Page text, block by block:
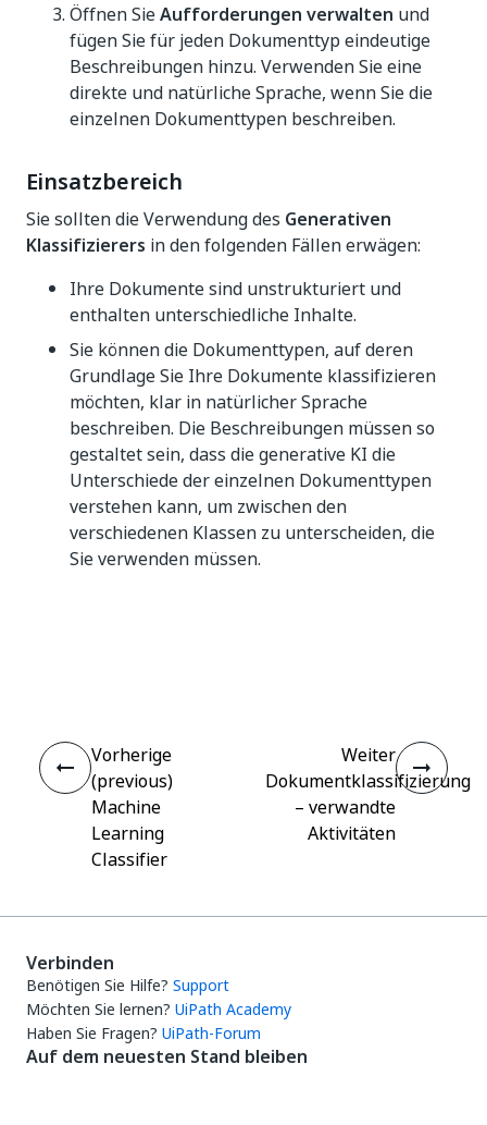
Öffnen SieAufforderungen verwalten und
fügen Sie für jeden Dokumenttyp eindeutige
Beschreibungen hinzu. Verwenden Sie eine
direkte und natürliche Sprache, wenn Sie die
einzelnen Dokumenttypen beschreiben.
Einsatzbereich
Sie sollten die Verwendung des Generativen
Klassifizierers in den folgenden Fällen erwägen:
Ihre Dokumente sind unstrukturiert und
enthalten unterschiedliche Inhalte.
Sie können die Dokumenttypen, auf deren
Grundlage Sie Ihre Dokumente klassifizieren
möchten, klar in natürlicher Sprache
beschreiben. Die Beschreibungen müssen so
gestaltet sein, dass die generative KI die
Unterschiede der einzelnen Dokumenttypen
verstehen kann, um zwischen den
verschiedenen Klassen zu unterscheiden, die
Sie verwenden müssen.
Vorherige
(previous)
Machine
Learning
Classifier
Weiter
Dokumentklassifizierung
– verwandte
Aktivitäten
Verbinden
Benötigen Sie Hilfe? Support
Möchten Sie lernen? UiPath Academy
Haben Sie Fragen? UiPath-Forum
Auf dem neuesten Stand bleiben